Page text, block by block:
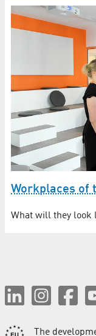
Workplaces of
What will they look
The